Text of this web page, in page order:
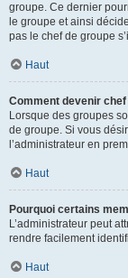
groupe. Ce dernier
le groupe et ainsi
pas le chef de groupe
Haut
Comment devenir chef
Lorsque des groupes
de groupe. Si vous
l’administrateur en
Haut
Pourquoi certains
L’administrateur peut
rendre facilement
Haut